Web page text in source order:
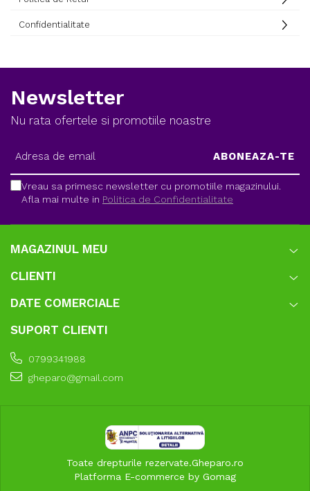
Confidentialitate
Newsletter
Nu rata ofertele si promotiile noastre
Vreau sa primesc newsletter cu promotiile magazinului.
Afla mai multe in Politica de Confidentialitate
MAGAZINUL MEU
CLIENTI
DATE COMERCIALE
SUPORT CLIENTI
0799341988
gheparo@gmail.com
Toate drepturile rezervate.Gheparo.ro
Platforma E-commerce by Gomag